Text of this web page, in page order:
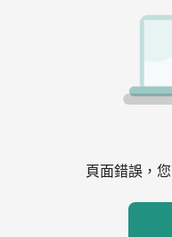
頁面錯誤，